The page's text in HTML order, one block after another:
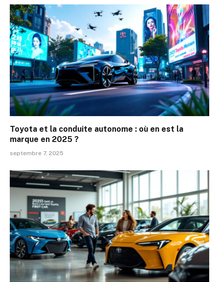
Toyota et la conduite autonome : où en est la
marque en 2025 ?
septembre 7, 2025